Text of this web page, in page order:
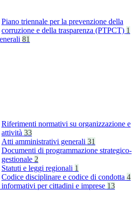
Piano triennale per la prevenzione della
corruzione e della trasparenza (PTPCT) 1
81
Riferimenti normativi su organizzazione e
attività 33
Atti amministrativi generali 31
Documenti di programmazione strategico-
gestionale 2
Statuti e leggi regionali 1
Codice disciplinare e codice di condotta 4
per cittadini e imprese 13